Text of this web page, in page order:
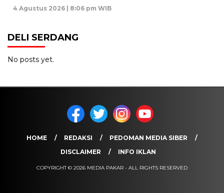
4 Agustus 2026 | 8:06 pm WIB
DELI SERDANG
No posts yet.
HOME REDAKSI
PEDOMAN MEDIA SIBER
DISCLAIMER
INFO IKLAN
COPYRIGHT © 2026 MEDIA PAKAR - ALL RIGHTS RESERVED